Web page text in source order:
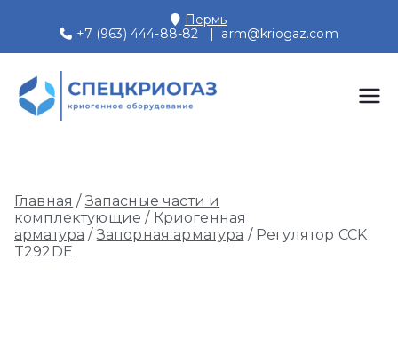
содержимому
Пермь
+7 (963) 444-88-82 | arm@kriogaz.com
Производство и поставки
Главная /Запасные части и
комплектующие / Криогенная
арматура /Запорная арматура / Регулятор CCK
T292DE